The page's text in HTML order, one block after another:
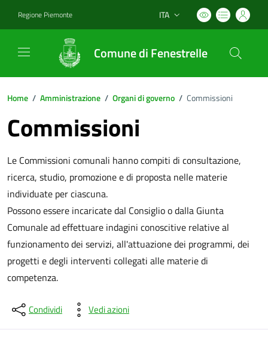
Regione Piemonte Lingua attiva:
ITA
Comune di Fenestrelle
Home / Amministrazione / Organi di governo / Commissioni
Commissioni
Le Commissioni comunali hanno compiti di consultazione,
ricerca, studio, promozione e di proposta nelle materie
individuate per ciascuna.
Possono essere incaricate dal Consiglio o dalla Giunta
Comunale ad effettuare indagini conoscitive relative al
funzionamento dei servizi, all'attuazione dei programmi, dei
progetti e degli interventi collegati alle materie di
competenza.
Condividi Vedi azioni